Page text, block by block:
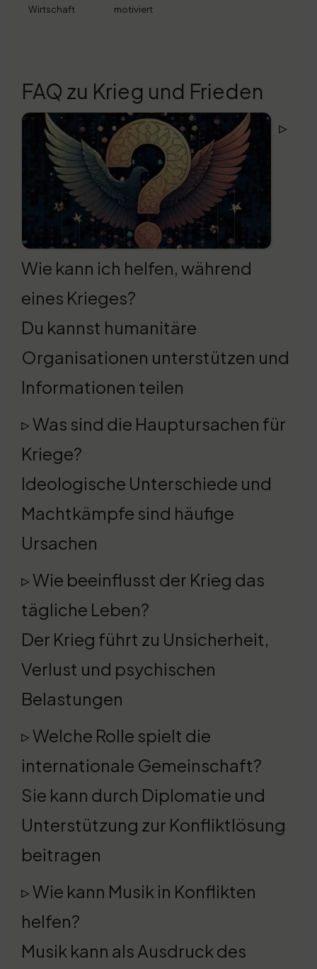
Wirtschaft
motiviert
FAQ zu Krieg und Frieden
▹
Wie kann ich helfen, während
eines Krieges?
Du kannst humanitäre
Organisationen unterstützen und
Informationen teilen
▹ Was sind die Hauptursachen für
Kriege?
Ideologische Unterschiede und
Machtkämpfe sind häufige
Ursachen
▹ Wie beeinflusst der Krieg das
tägliche Leben?
Der Krieg führt zu Unsicherheit,
Verlust und psychischen
Belastungen
▹ Welche Rolle spielt die
internationale Gemeinschaft?
Sie kann durch Diplomatie und
Unterstützung zur Konfliktlösung
beitragen
▹ Wie kann Musik in Konflikten
helfen?
Musik kann als Ausdruck des